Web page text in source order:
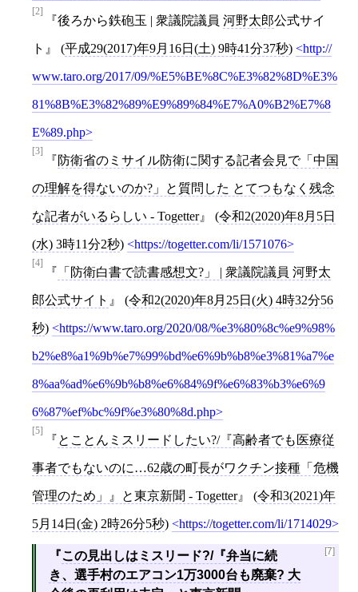
[2]
後ろから鉄砲玉 | 衆議院議員 河野太郎公式サイ
ト (平成29(2017)年9月16日(土) 9時41分37秒) http://
www.taro.org/2017/09/%E5%BE%8C%E3%82%8D%E3%
81%8B%E3%82%89%E9%89%84%E7%A0%B2%E7%8
E%89.php
[3]
防衛省のミサイル防衛に関する記者会見で「中国
の理解を得ないのか?」と質問した とてつもなく残念
な記者がいるらしい - Togetter (令和2(2020)年8月5日
(水) 3時11分2秒) https://togetter.com/li/1571076
[4]
「防衛白書で読書感想文?」 | 衆議院議員 河野太
郎公式サイト (令和2(2020)年8月25日(火) 4時32分56
秒) https://www.taro.org/2020/08/%e3%80%8c%e9%98%
b2%e8%a1%9b%e7%99%bd%e6%9b%b8%e3%81%a7%e
8%aa%ad%e6%9b%b8%e6%84%9f%e6%83%b3%e6%9
6%87%ef%bc%9f%e3%80%8d.php
[5]
とことんミスリードしたい?/『高齢者でも医療従
事者でもないのに…62歳の町長がワクチン接種「危機
管理のため」』と東京新聞 - Togetter (令和3(2021)年
5月14日(金) 2時26分5秒) https://togetter.com/li/1714029
[7]
この見出しはミスリード?/『弁当に続
き、選手村のエアコン1万3000台も廃棄? 大